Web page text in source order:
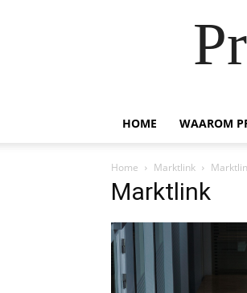
HOME WAAROM
Home Marktlink
Marktlink